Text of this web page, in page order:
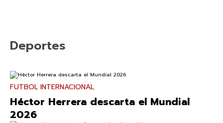
Deportes
FUTBOL INTERNACIONAL
Héctor Herrera descarta el Mundial
2026